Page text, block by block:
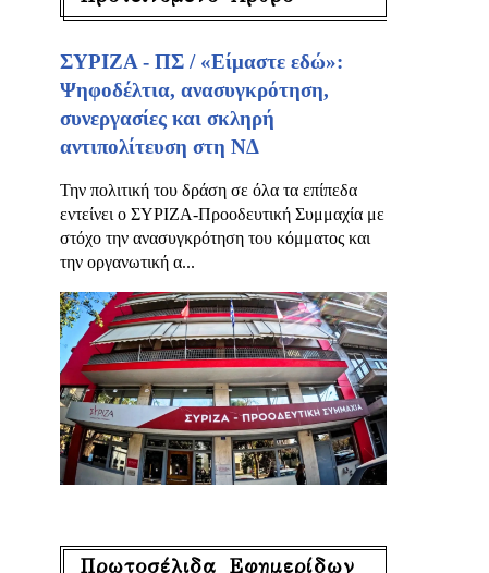
ΣΥΡΙΖΑ - ΠΣ / «Είμαστε εδώ»:
Ψηφοδέλτια, ανασυγκρότηση,
συνεργασίες και σκληρή
αντιπολίτευση στη ΝΔ
Την πολιτική του δράση σε όλα τα επίπεδα
εντείνει ο ΣΥΡΙΖΑ-Προοδευτική Συμμαχία με
στόχο την ανασυγκρότηση του κόμματος και
την οργανωτική α...
Πρωτοσέλιδα Εφημερίδων